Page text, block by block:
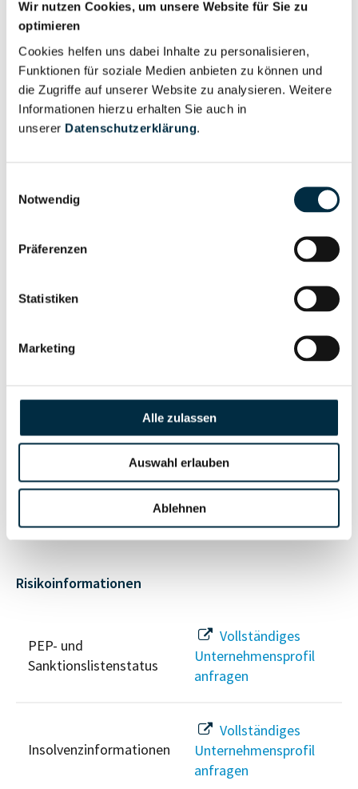
Wir nutzen Cookies, um unsere Website für Sie zu
optimieren
Cookies helfen uns dabei Inhalte zu personalisieren,
Funktionen für soziale Medien anbieten zu können und
die Zugriffe auf unserer Website zu analysieren. Weitere
Informationen hierzu erhalten Sie auch in
unserer Datenschutzerklärung.
Notwendig
Präferenzen
Statistiken
Marketing
Alle zulassen
Auswahl erlauben
Ablehnen
Nutzer
Wirtschaftlich
Berechtigter
Vollständiges
Unternehmensprofil
Gesellschafterstruktur
Unternehmensprofil
anfragen
Berechtigten Pfad
Vollständiges
Unternehmensprofil
anfragen
Risikoinformationen
PEP- und
Sanktionslistenstatus
Vollständiges
Unternehmensprofil
anfragen
Insolvenzinformationen
Vollständiges
Unternehmensprofil
anfragen